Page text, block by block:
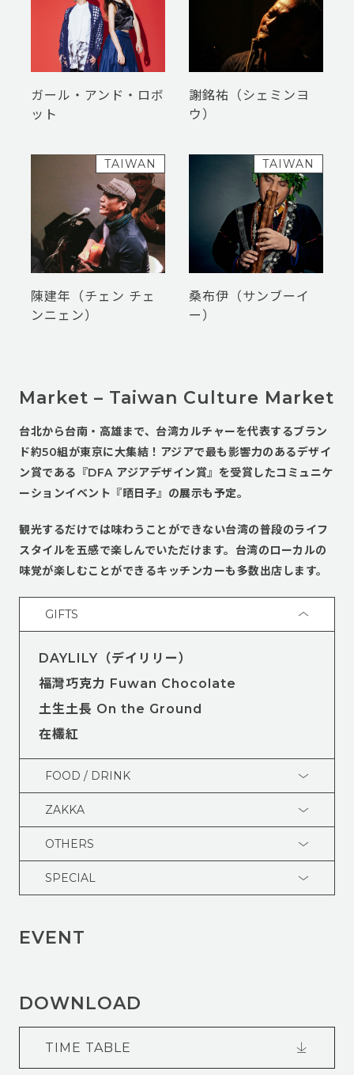
ガール・アンド・ロボ
ット
謝銘祐（シェミンヨ
ウ）
TAIWAN
陳建年（チェン チェ
ンニェン）
TAIWAN
桑布伊（サンブーイ
ー）
Market – Taiwan Culture Market
台北から台南‧高雄まで、台湾カルチャーを代表するブラン
ド約50組が東京に大集結！アジアで最も影響力のあるデザイ
ン賞である『DFA アジアデザイン賞』を受賞したコミュニケ
ーションイベント『晒日子』の展示も予定。
観光するだけでは味わうことができない台湾の普段のライフ
スタイルを五感で楽しんでいただけます。台湾のローカルの
味覚が楽しむことができるキッチンカーも多数出店します。
GIFTS
DAYLILY（デイリリー）
福灣巧克力 Fuwan Chocolate
土生土長 On the Ground
在欉紅
FOOD / DRINK
ZAKKA
OTHERS
SPECIAL
EVENT
DOWNLOAD
TIME TABLE